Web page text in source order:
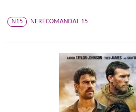
N15
NERECOMANDAT 15